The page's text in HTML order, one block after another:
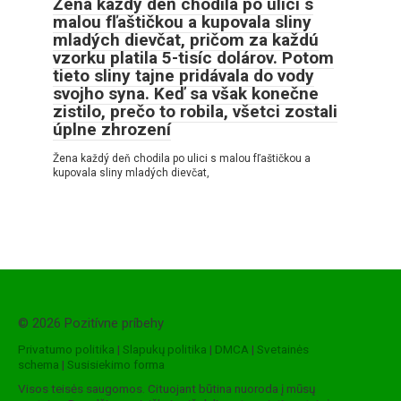
malou fľaštičkou a kupovala sliny
mladých dievčat, pričom za každú
vzorku platila 5-tisíc dolárov. Potom
tieto sliny tajne pridávala do vody
svojho syna. Keď sa však konečne
zistilo, prečo to robila, všetci zostali
úplne zhrození
Žena každý deň chodila po ulici s malou fľaštičkou a
kupovala sliny mladých dievčat,
© 2026 Pozitívne príbehy
Privatumo politika | Slapukų politika | DMCA | Svetainės
schema | Susisiekimo forma
Visos teisės saugomos. Cituojant būtina nuoroda į mūsų